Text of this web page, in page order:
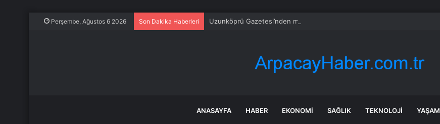
Perşembe, Ağustos 6 2026 Son Dakika Haberleri Uzunköprü Gazetesi’nden mesleki gurur
ANASAYFA HABER EKONOMI SAĞLIK TEKNOLOJI YAŞAM